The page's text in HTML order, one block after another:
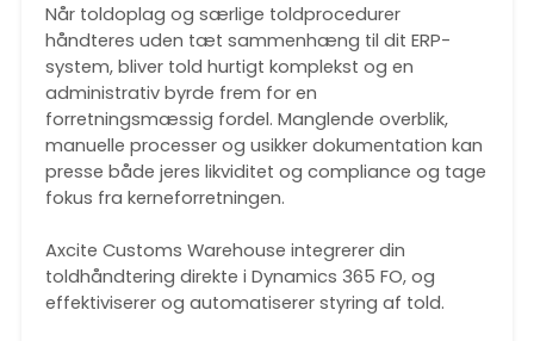
Når toldoplag og særlige toldprocedurer
håndteres uden tæt sammenhæng til dit ERP-
system, bliver told hurtigt komplekst og en
administrativ byrde frem for en
forretningsmæssig fordel. Manglende overblik,
manuelle processer og usikker dokumentation kan
presse både jeres likviditet og compliance og tage
fokus fra kerneforretningen.
Axcite Customs Warehouse integrerer din
toldhåndtering direkte i Dynamics 365 FO, og
effektiviserer og automatiserer styring af told.